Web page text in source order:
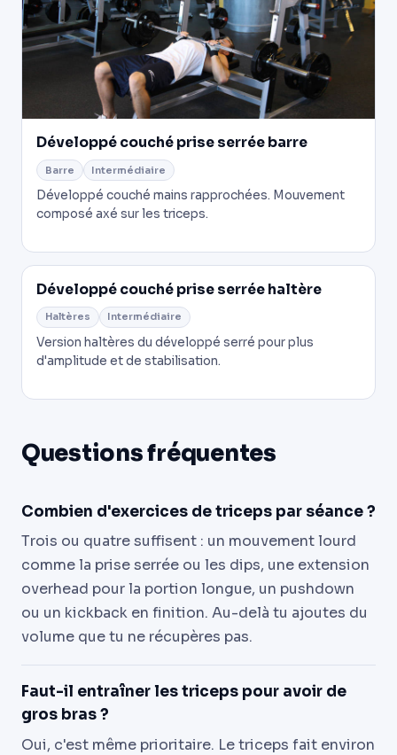
Développé couché prise serrée barre
Barre Intermédiaire
Développé couché mains rapprochées. Mouvement
composé axé sur les triceps.
Développé couché prise serrée haltère
Haltères Intermédiaire
Version haltères du développé serré pour plus
d'amplitude et de stabilisation.
Questions fréquentes
Combien d'exercices de triceps par séance ?
Trois ou quatre suffisent : un mouvement lourd
comme la prise serrée ou les dips, une extension
overhead pour la portion longue, un pushdown
ou un kickback en finition. Au-delà tu ajoutes du
volume que tu ne récupères pas.
Faut-il entraîner les triceps pour avoir de
gros bras ?
Oui, c'est même prioritaire. Le triceps fait environ